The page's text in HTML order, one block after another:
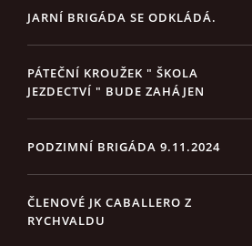
JARNÍ BRIGÁDA SE ODKLÁDÁ.
PÁTEČNÍ KROUŽEK " ŠKOLA
JEZDECTVÍ " BUDE ZAHÁJEN
PODZIMNÍ BRIGÁDA 9.11.2024
ČLENOVÉ JK CABALLERO Z
RYCHVALDU